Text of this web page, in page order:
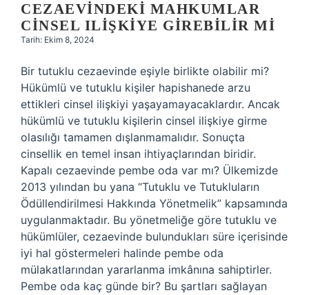
CEZAEVINDEKI MAHKUMLAR
CINSEL ILIŞKIYE GIREBILIR MI
Tarih: Ekim 8, 2024
Bir tutuklu cezaevinde eşiyle birlikte olabilir mi?
Hükümlü ve tutuklu kişiler hapishanede arzu
ettikleri cinsel ilişkiyi yaşayamayacaklardır. Ancak
hükümlü ve tutuklu kişilerin cinsel ilişkiye girme
olasılığı tamamen dışlanmamalıdır. Sonuçta
cinsellik en temel insan ihtiyaçlarından biridir.
Kapalı cezaevinde pembe oda var mı? Ülkemizde
2013 yılından bu yana “Tutuklu ve Tutukluların
Ödüllendirilmesi Hakkında Yönetmelik” kapsamında
uygulanmaktadır. Bu yönetmeliğe göre tutuklu ve
hükümlüler, cezaevinde bulundukları süre içerisinde
iyi hal göstermeleri halinde pembe oda
mülakatlarından yararlanma imkânına sahiptirler.
Pembe oda kaç günde bir? Bu şartları sağlayan